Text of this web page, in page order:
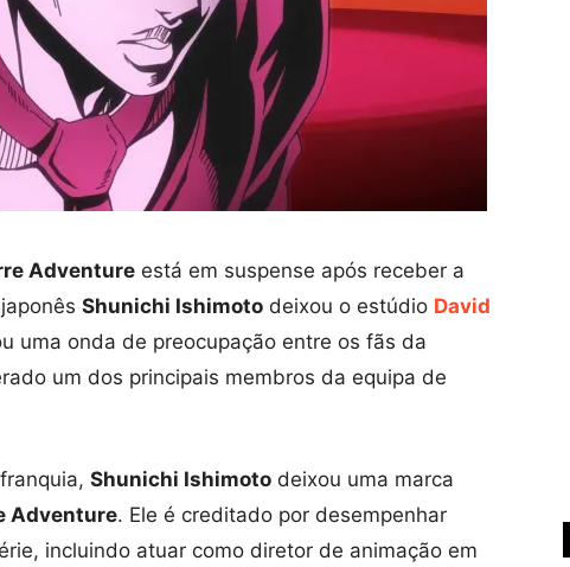
Adventure está em suspense após receber a
Shunichi Ishimoto deixou o estúdio David
uma onda de preocupação entre os fãs da
um dos principais membros da equipa de
Shunichi Ishimoto deixou uma marca
Adventure. Ele é creditado por desempenhar
incluindo atuar como diretor de animação em